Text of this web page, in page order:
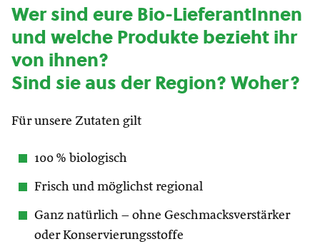
Wer sind eure Bio-LieferantInnen
und welche Produkte bezieht ihr
von ihnen?
Sind sie aus der Region? Woher?
Für unsere Zutaten gilt
100 % biologisch
Frisch und möglichst regional
Ganz natürlich – ohne Geschmacksverstärker
oder Konservierungsstoffe